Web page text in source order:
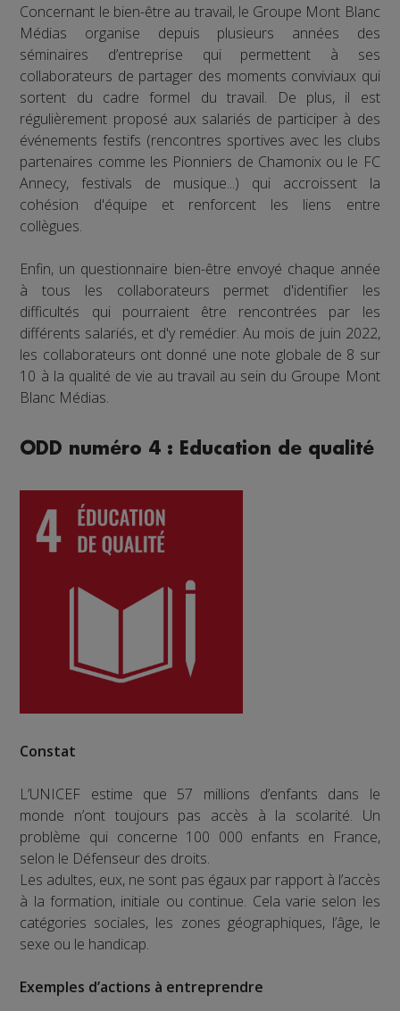
Concernant le bien-être au travail, le Groupe Mont Blanc
Médias organise depuis plusieurs années des
séminaires d’entreprise qui permettent à ses
collaborateurs de partager des moments conviviaux qui
sortent du cadre formel du travail. De plus, il est
régulièrement proposé aux salariés de participer à des
événements festifs (rencontres sportives avec les clubs
partenaires comme les Pionniers de Chamonix ou le FC
Annecy, festivals de musique...) qui accroissent la
cohésion d'équipe et renforcent les liens entre
collègues.
Enfin, un questionnaire bien-être envoyé chaque année
à tous les collaborateurs permet d'identifier les
difficultés qui pourraient être rencontrées par les
différents salariés, et d'y remédier. Au mois de juin 2022,
les collaborateurs ont donné une note globale de 8 sur
10 à la qualité de vie au travail au sein du Groupe Mont
Blanc Médias.
ODD numéro 4 : Education de qualité
Constat
L’UNICEF estime que 57 millions d’enfants dans le
monde n’ont toujours pas accès à la scolarité. Un
problème qui concerne 100 000 enfants en France,
selon le Défenseur des droits.
Les adultes, eux, ne sont pas égaux par rapport à l’accès
à la formation, initiale ou continue. Cela varie selon les
catégories sociales, les zones géographiques, l’âge, le
sexe ou le handicap.
Exemples d’actions à entreprendre